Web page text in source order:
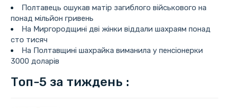
Полтавець ошукав матір загиблого військового на
понад мільйон гривень
На Миргородщині дві жінки віддали шахраям понад
сто тисяч
На Полтавщині шахрайка виманила у пенсіонерки
3000 доларів
Топ-5 за тиждень :